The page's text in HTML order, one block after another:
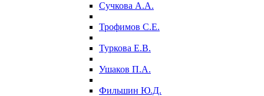
Сучкова А.А.
Трофимов С.Е.
Туркова Е.В.
Ушаков П.А.
Фильшин Ю.Д.